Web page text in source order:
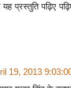
प्रस्तुति पढ़िए
19, 2013